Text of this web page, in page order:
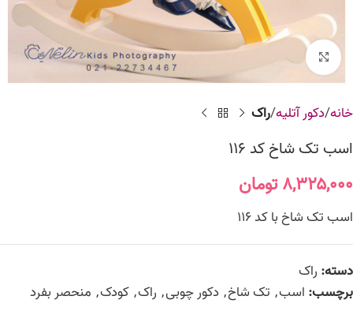
برای بزرگنمایی کلیک کنید
خانه دکور آتلیه راک
اسب تک شاخ کد 116
۸,۳۲۵,۰۰۰تومان
اسب تک شاخ با کد 116
دسته: راک
برچسب: اسب, تک شاخ, دکور چوبی, راک, کودک, منحصر بفرد